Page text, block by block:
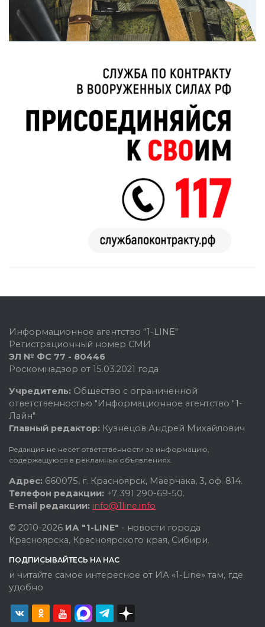
Информационное агентство "1-LINE"
Регистрационный номер СМИ
ЭЛ № ФС 77 - 80446
Роскомнадзор от 15.03.2021 года
Учредитель: Общество с ограниченной
ответственностью "Информационное агентство "1-
Лайн"
Главный редактор: Кузнецов Андрей Михайлович
Редакция не несет ответственности за информацию,
содержащуюся в рекламных объявлениях.
Адрес: 660075, г. Красноярск, Маерчака, 3, оф. 814.
Телефон редакции: +7 391 290-69-50.
E-mail редакции: info@1line.info
© 2010-2026 ИА "1-LINE" - новости города
Красноярска, Красноярского края, Сибири.
ПОДПИСЫВАЙТЕСЬ НА НАС
и читайте самое интересное от ИА «1-Line» там, где
удобно